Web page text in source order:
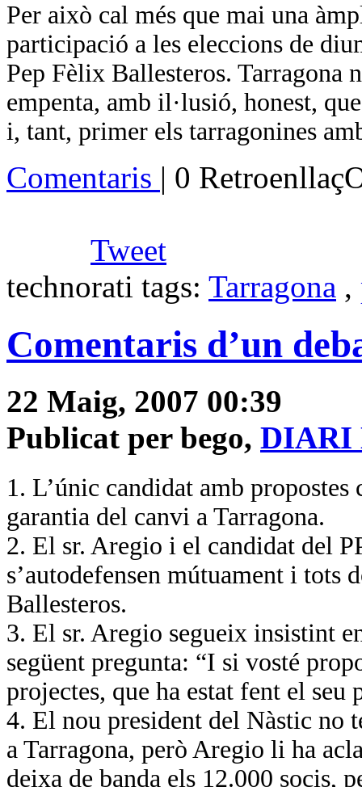
Per això cal més que mai una
participació a les eleccions de
Pep Fèlix Ballesteros. Tarragona
empenta, amb il·lusió, honest,
i, tant, primer els tarragonines
Comentaris | 0
Tweet
technorati tags: Tarragona ,
Comentaris d’un
22 Maig, 2007 00:39
Publicat per bego, DIARI
1. L’únic candidat amb
garantia del canvi a Tarragona.
2. El sr. Aregio i el candidat del
s’autodefensen mútuament i tots
Ballesteros.
3. El sr. Aregio segueix insistint
següent pregunta: “I si vosté
projectes, que ha estat fent el seu
4. El nou president del Nàstic no
a Tarragona, però Aregio li ha
deixa de banda els 12.000 socis,